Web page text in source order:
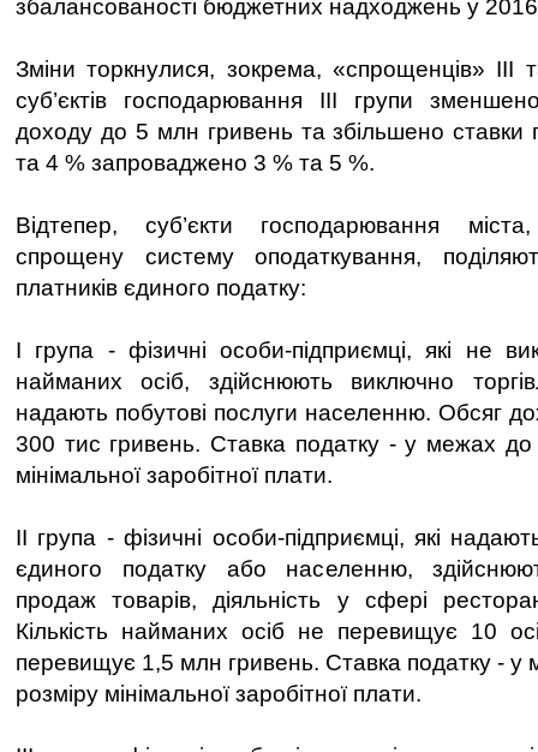
збалансованості бюджетних надходжень у 2016
Зміни торкнулися, зокрема, «спрощенців» ІІІ
суб’єктів господарювання ІІІ групи
доходу до 5 млн гривень та збільшено ставки
та 4 % запроваджено 3 % та 5 %.
Відтепер, суб’єкти господарювання
спрощену систему оподаткування,
платників єдиного податку:
І група - фізичні особи-підприємці, які не
найманих осіб, здійснюють виключно
надають побутові послуги населенню. Обсяг
300 тис гривень. Ставка податку - у межах до
мінімальної заробітної плати.
ІІ група - фізичні особи-підприємці, які
єдиного податку або населенню,
продаж товарів, діяльність у сфері
Кількість найманих осіб не перевищує 10
перевищує 1,5 млн гривень. Ставка податку - у
розміру мінімальної заробітної плати.